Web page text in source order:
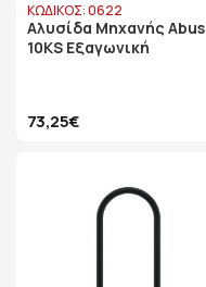
ΚΩΔΙΚΟΣ: 0622
Αλυσίδα Μηχανής Abus
10KS Εξαγωνική
73,25€